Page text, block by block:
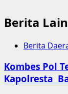
Berita
Berita
Kombes Pol
Kapolresta